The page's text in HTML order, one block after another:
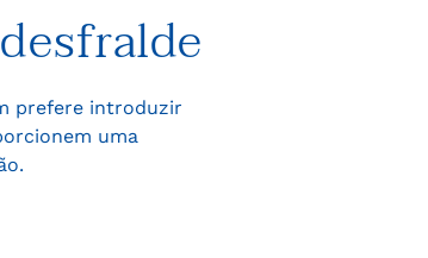
prefere introduzir
uma